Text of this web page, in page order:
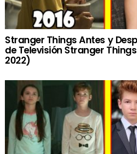
Stranger Things Antes y
de Televisión Stranger
2022)